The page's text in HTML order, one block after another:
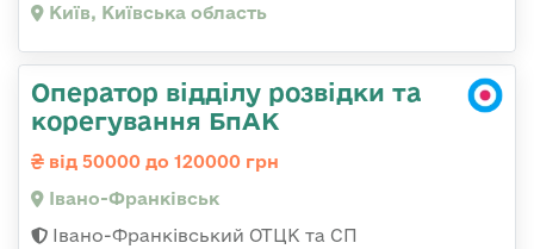
Київ, Київська область
Оператор відділу розвідки та
корегування БпАК
від 50000 до 120000 грн
Івано-Франківськ
Івано-Франківський ОТЦК та СП